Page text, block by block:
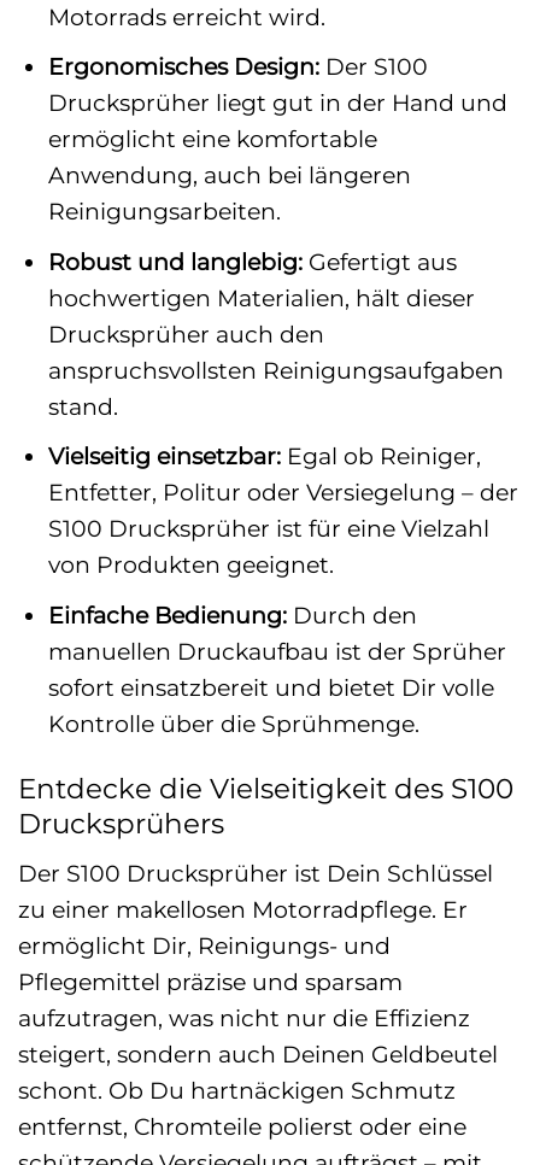
Motorrads erreicht wird.
Ergonomisches Design:Der S100
Drucksprüher liegt gut in der Hand und
ermöglicht eine komfortable
Anwendung, auch bei längeren
Reinigungsarbeiten.
Robust und langlebig:Gefertigt aus
hochwertigen Materialien, hält dieser
Drucksprüher auch den
anspruchsvollsten Reinigungsaufgaben
stand.
Vielseitig einsetzbar:Egal ob Reiniger,
Entfetter, Politur oder Versiegelung – der
S100 Drucksprüher ist für eine Vielzahl
von Produkten geeignet.
Einfache Bedienung:Durch den
manuellen Druckaufbau ist der Sprüher
sofort einsatzbereit und bietet Dir volle
Kontrolle über die Sprühmenge.
Entdecke die Vielseitigkeit des S100
Drucksprühers
Der S100 Drucksprüher ist Dein Schlüssel
zu einer makellosen Motorradpflege. Er
ermöglicht Dir, Reinigungs- und
Pflegemittel präzise und sparsam
aufzutragen, was nicht nur die Effizienz
steigert, sondern auch Deinen Geldbeutel
schont. Ob Du hartnäckigen Schmutz
entfernst, Chromteile polierst oder eine